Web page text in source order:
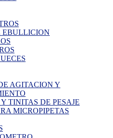
EBULLICION
AGITACION Y
TINITAS DE PESAJE
MICROPIPETAS